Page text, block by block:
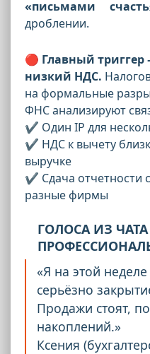
«письмами
дроблении.
🔴 Главный
низкий НДС.
на формальные
ФНС анализируют
✔️ Один IP для
✔️ НДС к вычету
выручке
✔️ Сдача отчетности
разные фирмы
ГОЛОСА ИЗ ЧАТА
«Я на этой
серьёзно
Продажи стоят,
накоплений.»
Ксения